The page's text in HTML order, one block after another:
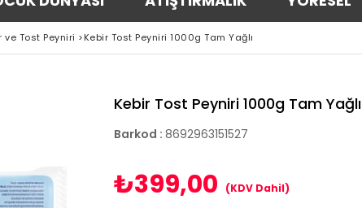
ve Tost Peyniri >Kebir Tost Peyniri 1000g Tam Yağlı
Kebir Tost Peyniri 1000g Tam Yağlı
Barkod : 8692963151527
₺399,00 (KDV Dahil)